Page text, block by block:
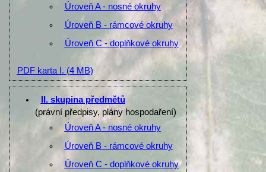
Úroveň A - nosné okruhy
Úroveň B - rámcové okruhy
Úroveň C - doplňkové okruhy
PDF karta I. (4 MB)
II. skupina předmětů
(právní předpisy, plány hospodaření)
Úroveň A - nosné okruhy
Úroveň B - rámcové okruhy
Úroveň C - doplňkové okruhy